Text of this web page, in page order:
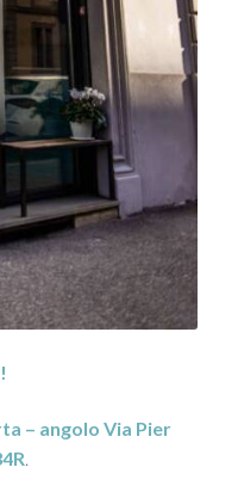
– angolo Via Pier
.